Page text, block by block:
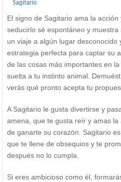
El signo de Sagitario ama la
seducirlo sé espontáneo y
un viaje a algún lugar desconocido
estrategia perfecta para captar su
de las cosas más importantes en
suelta a tu instinto animal.
verás qué pronto acepta tu
A Sagitario le gusta divertirse y
amena, que te gusta reír y amas
de ganarte su corazón. Sagitario
que te llene de obsequios y te
después no lo cumpla.
Si eres ambicioso como él,